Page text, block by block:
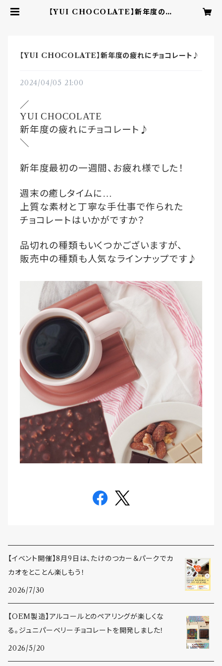
【YUI CHOCOLATE】新年度の疲
【YUI CHOCOLATE】新年度の疲れにチョコレート♪
2024/04/05 21:00
／
YUI CHOCOLATE
新年度の疲れにチョコレート♪
＼
新年度最初の一週間、お疲れ様でした！
週末の癒しタイムに …
上質な素材と丁寧な手仕事で作られた
チョコレートはいかがですか？
品切れの種類もいくつかございますが、
販売中の種類も人気なラインナップです♪
【イベント開催】8月9日は、たけのつカー＆パークでカ
カオをとことん楽しもう！
2026/7/30
【OEM製造】アルコールとのペアリングが楽しくな
る。ジュニパーベリーチョコレートを開発しました！
2026/5/20